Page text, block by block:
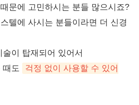
문에 고민하시는 분들 많으시죠?
텔에 사시는 분들이라면 더 신경
이 탑재되어 있어서
때도
걱정 없이 사용할 수 있어